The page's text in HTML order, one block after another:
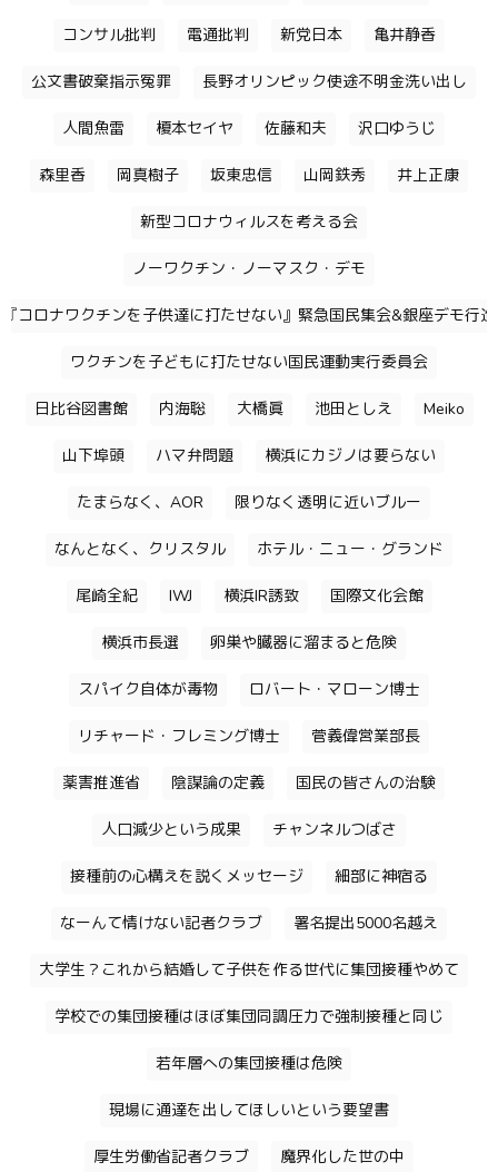
コンサル批判 電通批判 新党日本 亀井静香
公文書破棄指示冤罪 長野オリンピック使途不明金洗い出し
人間魚雷 榎本セイヤ 佐藤和夫 沢口ゆうじ
森里香 岡真樹子 坂東忠信 山岡鉄秀 井上正康
新型コロナウィルスを考える会
ノーワクチン・ノーマスク・デモ
『コロナワクチンを子供達に打たせない』緊急国民集会&銀座デモ行進
ワクチンを子どもに打たせない国民運動実行委員会
日比谷図書館 内海聡 大橋眞 池田としえ Meiko
山下埠頭 ハマ弁問題 横浜にカジノは要らない
たまらなく、AOR 限りなく透明に近いブルー
なんとなく、クリスタル ホテル・ニュー・グランド
尾崎全紀 IWJ 横浜IR誘致 国際文化会館
横浜市長選 卵巣や臓器に溜まると危険
スパイク自体が毒物 ロバート・マローン博士
リチャード・フレミング博士 菅義偉営業部長
薬害推進省 陰謀論の定義 国民の皆さんの治験
人口減少という成果 チャンネルつばさ
接種前の心構えを説くメッセージ 細部に神宿る
なーんて情けない記者クラブ 署名提出5000名越え
大学生？これから結婚して子供を作る世代に集団接種やめて
学校での集団接種はほぼ集団同調圧力で強制接種と同じ
若年層への集団接種は危険
現場に通達を出してほしいという要望書
厚生労働省記者クラブ 魔界化した世の中